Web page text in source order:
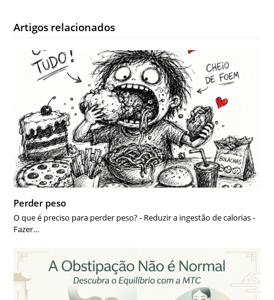
Artigos relacionados
Perder peso
O que é preciso para perder peso? - Reduzir a ingestão de calorias -
Fazer…